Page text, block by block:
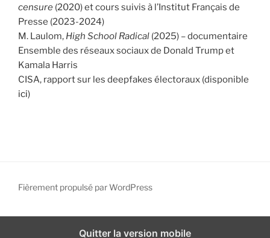
censure (2020) et cours suivis à l’Institut Français de
Presse (2023-2024)
M. Laulom, High School Radical (2025) – documentaire
Ensemble des réseaux sociaux de Donald Trump et
Kamala Harris
CISA, rapport sur les deepfakes électoraux (disponible
ici)
Fièrement propulsé par WordPress
Quitter la version mobile